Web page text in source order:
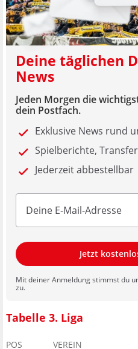
Deine täglichen
News
Jeden Morgen die
dein Postfach.
Exklusive News rund
Spielberichte,
Jederzeit abbestellbar
Jetzt
Mit deiner Anmeldung stimmst du
zu.
Tabelle 3. Liga
POS VEREIN